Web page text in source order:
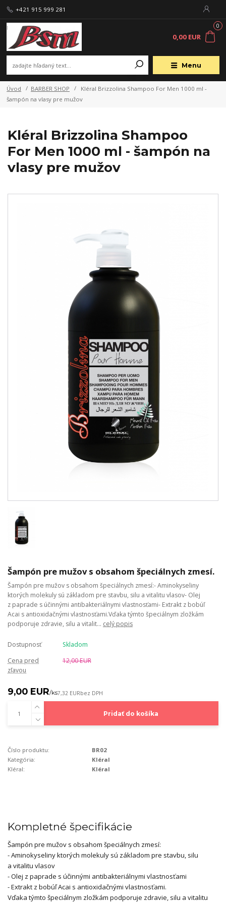
Menu
+421 915 999 281
0
0,00 EUR
Úvod BARBER SHOP
Kléral Brizzolina Shampoo For Men 1000 ml -
šampón na vlasy pre mužov
Kléral Brizzolina Shampoo
For Men 1000 ml - šampón na
vlasy pre mužov
Šampón pre mužov s obsahom špeciálnych zmesí.
Šampón pre mužov s obsahom špeciálnych zmesí:- Aminokyseliny
ktorých molekuly sú základom pre stavbu, silu a vitalitu vlasov- Olej
z paprade s účinnými antibakteriálnymi vlastnosťami- Extrakt z bobúľ
Acai s antioxidačnými vlastnosťami.Vďaka týmto špeciálnym zložkám
podporuje zdravie, silu a vitalit... celý popis
Dostupnosť
Skladom
Cena pred
zľavou
12,00 EUR
9,00 EUR/ks7,32 EURbez DPH
Pridať do košíka
Číslo produktu:
BR02
Kategória:
Kléral
Kléral:
Kléral
Kompletné špecifikácie
Šampón pre mužov s obsahom špeciálnych zmesí:
- Aminokyseliny ktorých molekuly sú základom pre stavbu, silu
a vitalitu vlasov
- Olej z paprade s účinnými antibakteriálnymi vlastnosťami
- Extrakt z bobúľ Acai s antioxidačnými vlastnosťami.
Vďaka týmto špeciálnym zložkám podporuje zdravie, silu a vitalitu